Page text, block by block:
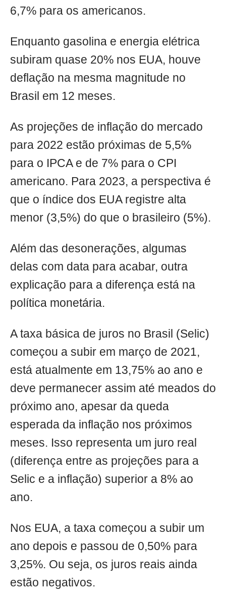
6,7% para os americanos.
Enquanto gasolina e energia elétrica
subiram quase 20% nos EUA, houve
deflação na mesma magnitude no
Brasil em 12 meses.
As projeções de inflação do mercado
para 2022 estão próximas de 5,5%
para o IPCA e de 7% para o CPI
americano. Para 2023, a perspectiva é
que o índice dos EUA registre alta
menor (3,5%) do que o brasileiro (5%).
Além das desonerações, algumas
delas com data para acabar, outra
explicação para a diferença está na
política monetária.
A taxa básica de juros no Brasil (Selic)
começou a subir em março de 2021,
está atualmente em 13,75% ao ano e
deve permanecer assim até meados do
próximo ano, apesar da queda
esperada da inflação nos próximos
meses. Isso representa um juro real
(diferença entre as projeções para a
Selic e a inflação) superior a 8% ao
ano.
Nos EUA, a taxa começou a subir um
ano depois e passou de 0,50% para
3,25%. Ou seja, os juros reais ainda
estão negativos.